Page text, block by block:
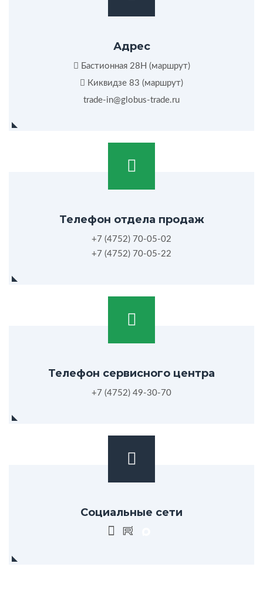
Адрес
Бастионная 28Н (маршрут)
Киквидзе 83 (маршрут)
trade-in@globus-trade.ru
Телефон отдела продаж
+7 (4752) 70-05-02
+7 (4752) 70-05-22
Телефон сервисного центра
+7 (4752) 49-30-70
Социальные сети